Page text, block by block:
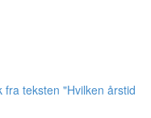
fra teksten "Hvilken årstid